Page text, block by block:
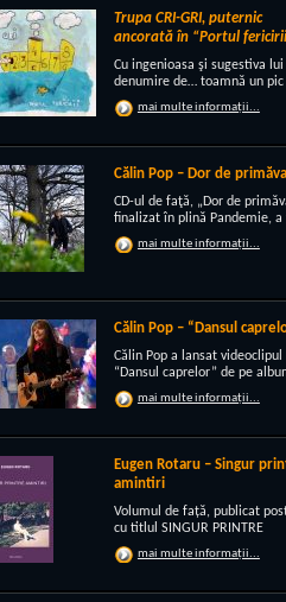
Trupa CRI-GRI, puternic
ancorată în “Portul
Cu ingenioasa şi sugestiva lui
denumire de… toamnă un pic
“încruntată”, elegant
unei existenţe de peste un
voios anotimpul ruginiu al
melancoliilor de tot soiul, cu
[…]
mai multe informații...
Călin Pop – Dor de
CD-ul de faţă, „Dor de
finalizat în plină Pandemie, a
conceput, pe de-a intregul, de
rocker-ul Călin Pop,
publică electrizantă, de
experimentat vocalist […]
mai multe informații...
Călin Pop – “Dansul
Călin Pop a lansat videoclipul
“Dansul caprelor” de pe
“Ritual de iarnă”. Premiera a
loc pe 27.12.2020 pe canalul
Jocul caprei este un obicei
în perioada […]
mai multe informații...
Eugen Rotaru – Singur
amintiri
Volumul de față, publicat
cu titlul SINGUR PRINTRE
AMINTIRI, este o confesiune
Eugen Rotaru despre bunii lui
unul, și l-au lăsat din ce în ce
mai multe informații...